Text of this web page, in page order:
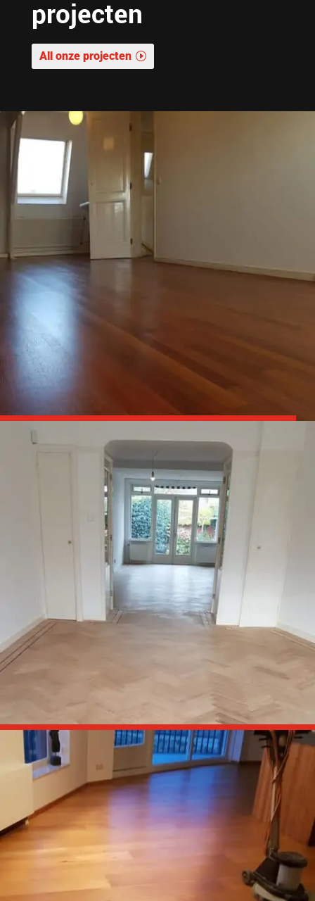
projecten
All onze projecten

Parket schuren en olien
Slaapkamers en hal schuren en behandelen met olie.

Vsigraat schuren en lakken
Woonkamer met visgraat vloer schuren en behandelen